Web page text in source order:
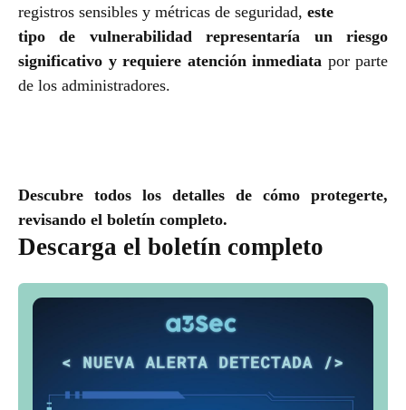
registros sensibles y métricas de seguridad, este
tipo de vulnerabilidad representaría un riesgo
significativo y requiere atención inmediata por parte
de los administradores.
Descubre todos los detalles de cómo protegerte,
revisando el boletín completo.
Descarga el boletín completo